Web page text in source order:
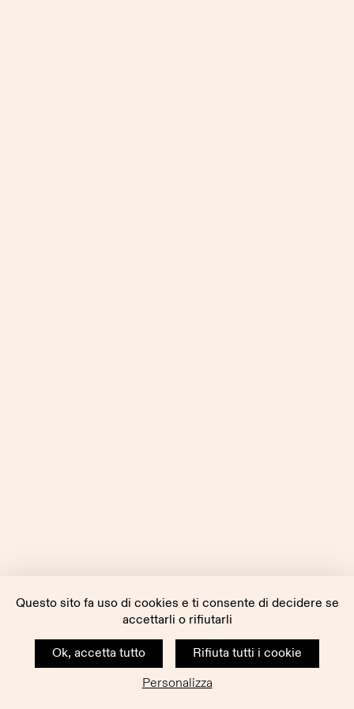
Questo sito fa uso di cookies e ti consente di decidere se
accettarli o rifiutarli
Ok, accetta tutto
Rifiuta tutti i cookie
Personalizza